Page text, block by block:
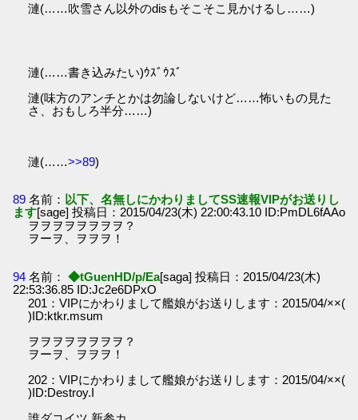
漣(……吹雪さん以外のdisもそこそこ見かけるし……)
漣(……書き込みたい)ｳｽﾞｳｽﾞ
漣(味方のアンチとかは勿論しないけど……怖いもの見た
さ、おもしろ半分……)
漣(……>>89)
89 名前： 以下、名無しにかわりましてSS速報VIPがお送りし
ます[sage] 投稿日：2015/04/23(木) 22:00:43.10 ID:PmDL6fAAo
ヲヲヲヲヲヲヲヲ？
ヲーヲ、ヲヲヲ！
94 名前： ◆tGuenHD/p/Ea[saga] 投稿日：2015/04/23(木)
22:53:36.85 ID:Jc2e6DPxO
201：VIPにかわりまして艦娘がお送りします：2015/04/××(
)ID:ktkr.msum
ヲヲヲヲヲヲヲヲ？
ヲーヲ、ヲヲヲ！
202：VIPにかわりまして艦娘がお送りします：2015/04/××(
)ID:Destroy.I